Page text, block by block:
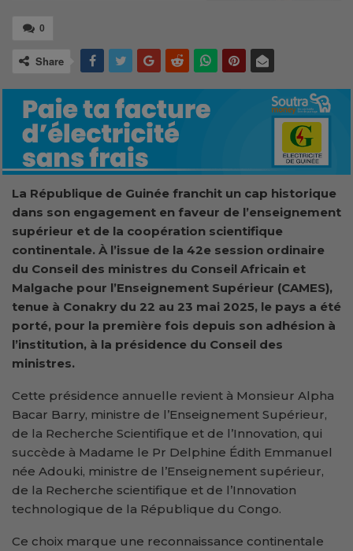
0
Share
La République de Guinée franchit un cap historique
dans son engagement en faveur de l’enseignement
supérieur et de la coopération scientifique
continentale. À l’issue de la 42e session ordinaire
du Conseil des ministres du Conseil Africain et
Malgache pour l’Enseignement Supérieur (CAMES),
tenue à Conakry du 22 au 23 mai 2025, le pays a été
porté, pour la première fois depuis son adhésion à
l’institution, à la présidence du Conseil des
ministres.
Cette présidence annuelle revient à Monsieur Alpha
Bacar Barry, ministre de l’Enseignement Supérieur,
de la Recherche Scientifique et de l’Innovation, qui
succède à Madame le Pr Delphine Édith Emmanuel
née Adouki, ministre de l’Enseignement supérieur,
de la Recherche scientifique et de l’Innovation
technologique de la République du Congo.
Ce choix marque une reconnaissance continentale